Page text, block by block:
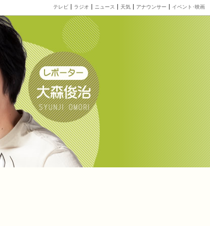
テレビ ラジオ ニュース 天気 アナウンサー イベント･映画